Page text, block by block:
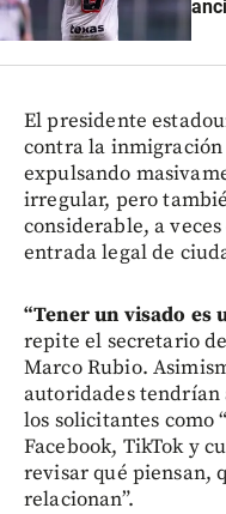
El presidente
contra la
expulsando
irregular, pero
considerable, a
entrada legal de
“Tener un visado es
repite el secretario
Marco Rubio.
autoridades tendrían
los solicitantes como
Facebook, TikTok y
revisar qué piensan,
relacionan”.